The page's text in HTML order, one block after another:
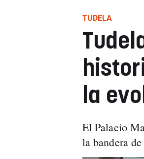
TUDELA
la
El Palacio
la bandera